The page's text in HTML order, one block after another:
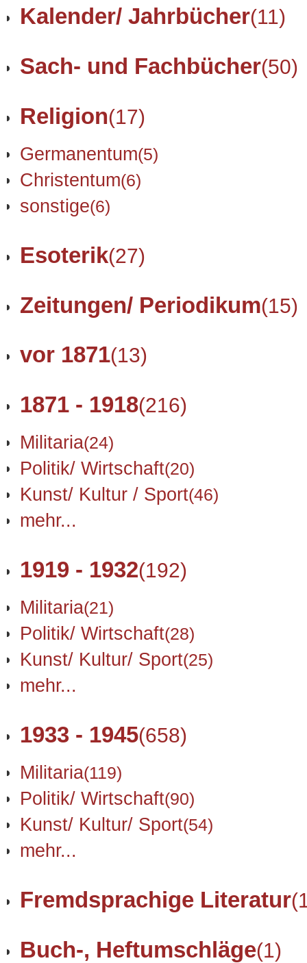
Kalender/ Jahrbücher(11)
Sach- und Fachbücher(50)
Religion(17)
Germanentum(5)
Christentum(6)
sonstige(6)
Esoterik(27)
Zeitungen/ Periodikum(15)
vor 1871(13)
1871 - 1918(216)
Militaria(24)
Politik/ Wirtschaft(20)
Kunst/ Kultur / Sport(46)
mehr...
1919 - 1932(192)
Militaria(21)
Politik/ Wirtschaft(28)
Kunst/ Kultur/ Sport(25)
mehr...
1933 - 1945(658)
Militaria(119)
Politik/ Wirtschaft(90)
Kunst/ Kultur/ Sport(54)
mehr...
Fremdsprachige Literatur
Buch-, Heftumschläge(1)